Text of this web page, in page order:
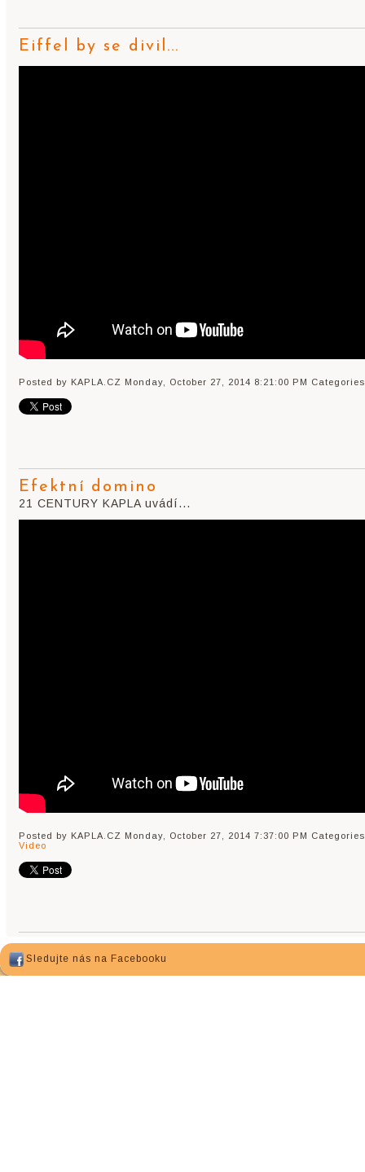
Eiffel by se divil...
Posted by KAPLA.CZ Monday, October 27, 2014 8:21:00 PM
Efektní domino
21 CENTURY KAPLA uvádí...
Posted by KAPLA.CZ Monday, October 27, 2014 7:37:00 PM
Video
Sledujte nás na Facebooku